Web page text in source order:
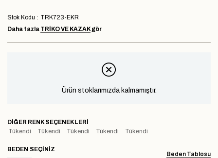
Stok Kodu
TRK723-EKR
Daha fazla TRIKO VE KAZAKgör
Ürün stoklarımızda kalmamıştır.
DIĞER RENK SEÇENEKLERI
Tükendi
Tükendi Tükendi Tükendi Tükendi
Beden Tablosu
BEDEN